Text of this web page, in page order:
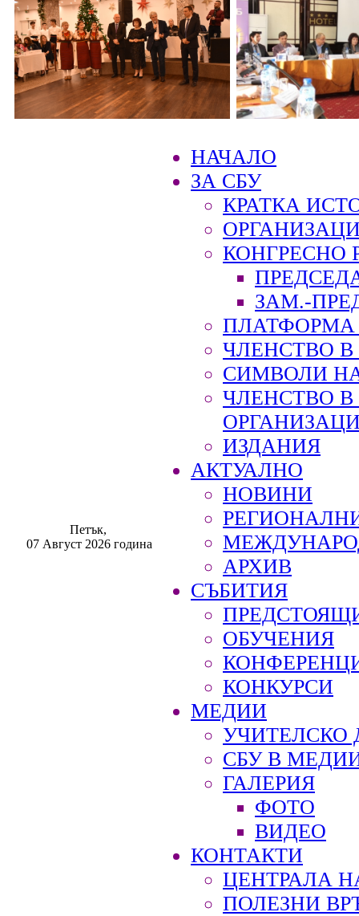
Петък,
07 Август 2026 година
НАЧАЛО
ЗА СБУ
КРАТКА
КОНГРЕСНО
ЗАМ.-
ПЛАТФОРМА
ЧЛЕНСТВО В
СИМВОЛИ
ЧЛЕНСТВО
ИЗДАНИЯ
АКТУАЛНО
НОВИНИ
АРХИВ
СЪБИТИЯ
ОБУЧЕНИЯ
КОНКУРСИ
МЕДИИ
УЧИТЕЛСКО
СБУ В
ГАЛЕРИЯ
ФОТО
ВИДЕО
КОНТАКТИ
ЦЕНТРАЛА
ПОЛЕЗНИ